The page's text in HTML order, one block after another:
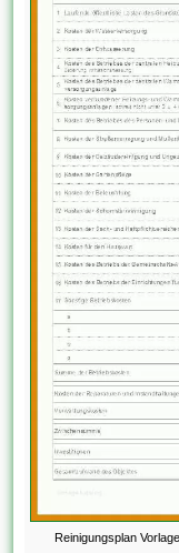
Reinigungsplan